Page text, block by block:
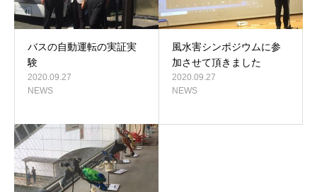
バスの自動運転の実証実
験
2020.09.27
NEWS
風水害シンポジウムに参
加させて頂きました
2020.09.27
NEWS